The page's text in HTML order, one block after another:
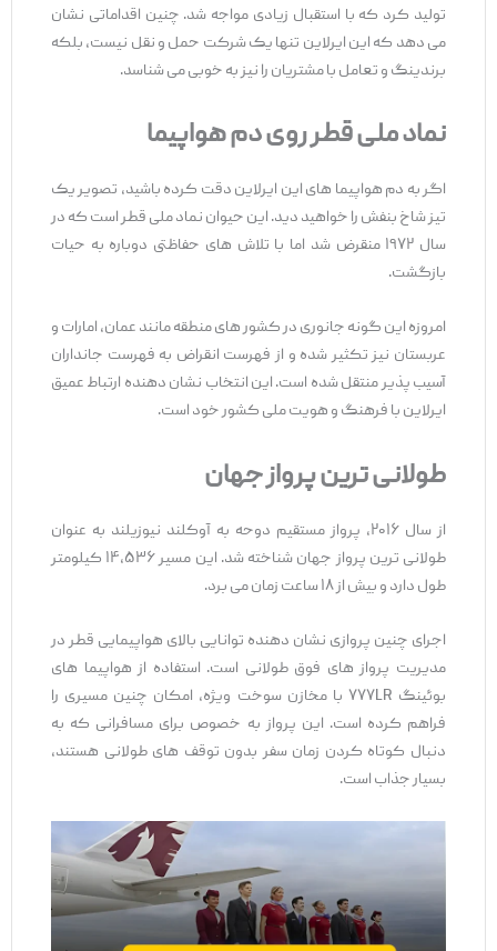
تولید کرد که با استقبال زیادی مواجه شد. چنین اقداماتی نشان
می ‌دهد که این ایرلاین تنها یک شرکت حمل ‌و نقل نیست، بلکه
برندینگ و تعامل با مشتریان را نیز به‌ خوبی می‌ شناسد.
نماد ملی قطر روی دم هواپیما
اگر به دم هواپیما های این ایرلاین دقت کرده باشید، تصویر یک
تیز شاخ بنفش را خواهید دید. این حیوان نماد ملی قطر است که در
سال ۱۹۷۲ منقرض شد اما با تلاش ‌های حفاظتی دوباره به حیات
بازگشت.
امروزه این گونه جانوری در کشور های منطقه مانند عمان، امارات و
عربستان نیز تکثیر شده و از فهرست انقراض به فهرست جانداران
آسیب ‌پذیر منتقل شده است. این انتخاب نشان ‌دهنده ارتباط عمیق
ایرلاین با فرهنگ و هویت ملی کشور خود است.
طولانی‌ترین پرواز جهان
از سال ۲۰۱۶، پرواز مستقیم دوحه به آوکلند نیوزیلند به ‌عنوان
طولانی ‌ترین پرواز جهان شناخته شد. این مسیر ۱۴,۵۳۶ کیلومتر
طول دارد و بیش از ۱۸ ساعت زمان می ‌برد.
اجرای چنین پروازی نشان ‌دهنده توانایی بالای هواپیمایی قطر در
مدیریت پرواز های فوق ‌طولانی است. استفاده از هواپیما های
بوئینگ ۷۷۷LR با مخازن سوخت ویژه، امکان چنین مسیری را
فراهم کرده است. این پرواز به‌ خصوص برای مسافرانی که به
دنبال کوتاه کردن زمان سفر بدون توقف ‌های طولانی هستند،
بسیار جذاب است.